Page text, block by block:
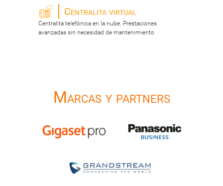
Centralita virtual
Centralita telefónica en la nube. Prestaciones
avanzadas sin necesidad de mantenimiento
Marcas y partners